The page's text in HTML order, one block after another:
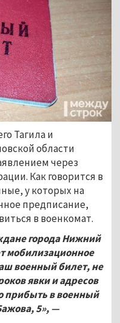
Тагила и
области
через
Как говорится в
у которых на
предписание,
в военкомат.
города Нижний
мобилизационное
военный билет, не
явки и адресов
прибыть в военный
5», —